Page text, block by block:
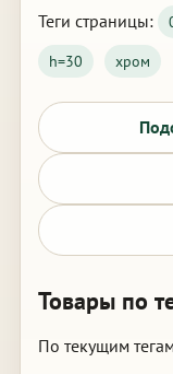
Теги страницы:
h=30
хром
Товары по
По текущим